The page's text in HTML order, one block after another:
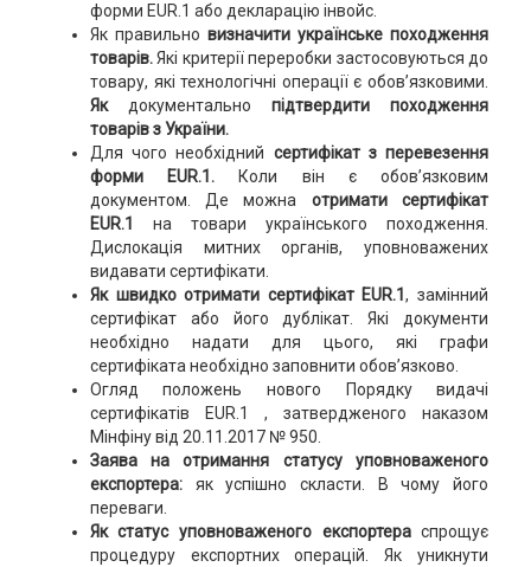
форми EUR.1 або декларацію інвойс.
Як правильно визначити українське походження
товарів.Які критерії переробки застосовуються до
товару, які технологічні операції є обов’язковими.
Як документальнопідтвердити походження
товарів з України.
Для чого необхідний сертифікат з перевезення
форми EUR.1.
Коли він є обов’язковим
документом. Де можна отримати сертифікат
EUR.1 на товари українського походження.
Дислокація митних органів, уповноважених
видавати сертифікати.
Як швидко отримати сертифікат EUR.1, замінний
сертифікат або його дублікат. Які документи
необхідно надати для цього, які графи
сертифіката необхідно заповнити обов’язково.
Огляд положень нового Порядку видачі
сертифікатів EUR.1 , затвердженого наказом
Мінфіну від 20.11.2017 № 950.
Заява на отримання статусу уповноваженого
експортера:як успішно скласти. В чому його
переваги.
Як статус уповноваженого експортераспрощує
процедуру експортних операцій. Як уникнути